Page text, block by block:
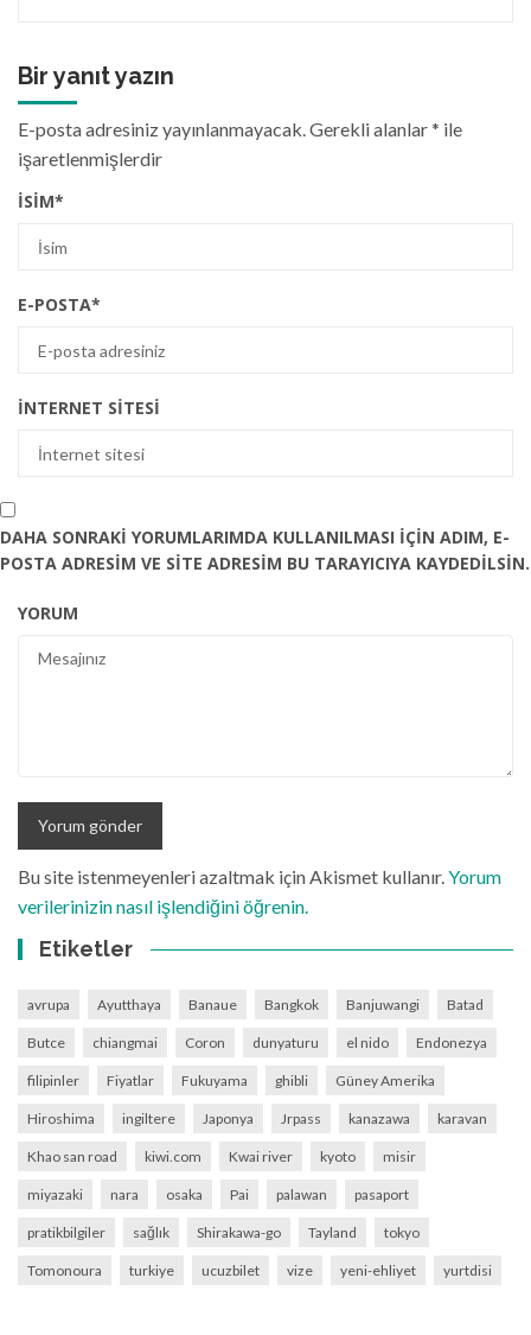
Bir yanıt yazın
E-posta adresiniz yayınlanmayacak.Gerekli alanlar* ile
işaretlenmişlerdir
İSIM*
E-POSTA*
İNTERNET SITESI
DAHA SONRAKI YORUMLARIMDA KULLANILMASI IÇIN ADIM, E-
POSTA ADRESIM VE SITE ADRESIM BU TARAYICIYA KAYDEDILSIN.
YORUM
Bu site istenmeyenleri azaltmak için Akismet kullanır.Yorum
verilerinizin nasıl işlendiğini öğrenin.
Etiketler
avrupa Ayutthaya Banaue Bangkok Banjuwangi Batad
Butce chiangmai Coron dunyaturu el nido Endonezya
filipinler Fiyatlar Fukuyama ghibli Güney Amerika
Hiroshima ingiltere Japonya Jrpass kanazawa karavan
Khao san road kiwi.com Kwai river kyoto misir
miyazaki nara osaka Pai palawan pasaport
pratikbilgiler sağlık Shirakawa-go Tayland tokyo
Tomonoura turkiye ucuzbilet vize yeni-ehliyet yurtdisi